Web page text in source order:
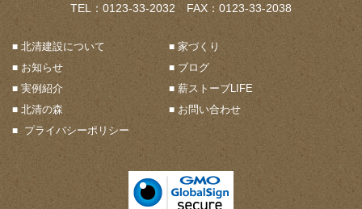
TEL：0123-33-2032 FAX：0123-33-2038
北清建設について
家づくり
お知らせ
ブログ
実例紹介
薪ストーブLIFE
北清の森
お問い合わせ
プライバシーポリシー